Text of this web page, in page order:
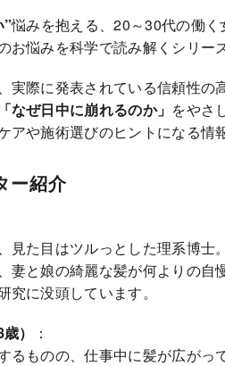
”悩みを抱える、20～30代の働く
お悩みを科学で読み解くシリー
実際に発表されている信頼性の
なぜ日中に崩れるのか」 をやさ
アや施術選びのヒントになる情
ー紹介
た目はツルっとした理系博士。
妻と娘の綺麗な髪が何よりの自慢
究に没頭しています。
）
：
るものの、仕事中に髪が広がっ